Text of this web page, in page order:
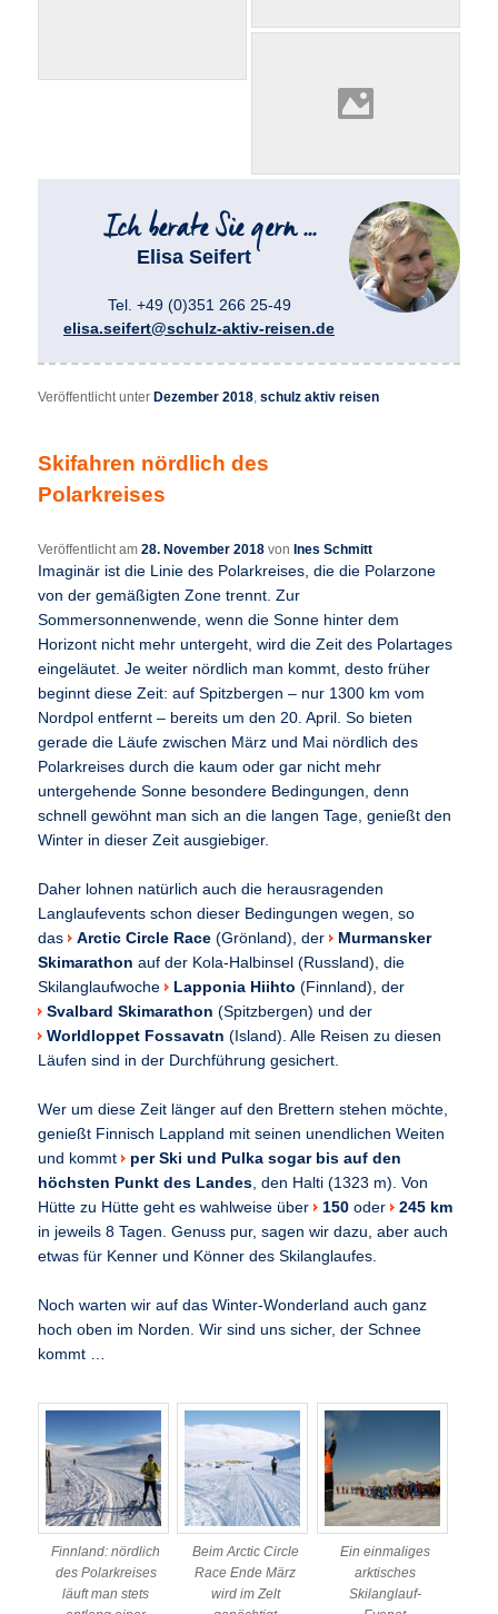
Elisa Seifert
Tel. +49 (0)351 266 25-49
elisa.seifert@schulz-aktiv-reisen.de
Veröffentlicht unter Dezember 2018,schulz aktiv reisen
Skifahren nördlich des
Polarkreises
Veröffentlicht am28. November 2018 vonInes Schmitt
Imaginär ist die Linie des Polarkreises, die die Polarzone
von der gemäßigten Zone trennt. Zur
Sommersonnenwende, wenn die Sonne hinter dem
Horizont nicht mehr untergeht, wird die Zeit des Polartages
eingeläutet. Je weiter nördlich man kommt, desto früher
beginnt diese Zeit: auf Spitzbergen – nur 1300 km vom
Nordpol entfernt – bereits um den 20. April. So bieten
gerade die Läufe zwischen März und Mai nördlich des
Polarkreises durch die kaum oder gar nicht mehr
untergehende Sonne besondere Bedingungen, denn
schnell gewöhnt man sich an die langen Tage, genießt den
Winter in dieser Zeit ausgiebiger.
Daher lohnen natürlich auch die herausragenden
Langlaufevents schon dieser Bedingungen wegen, so
das Arctic Circle Race (Grönland), der
Murmansker
Skimarathon auf der Kola-Halbinsel (Russland), die
Skilanglaufwoche
Lapponia Hiihto (Finnland), der
Svalbard Skimarathon (Spitzbergen) und der
Worldloppet Fossavatn (Island). Alle Reisen zu diesen
Läufen sind in der Durchführung gesichert.
Wer um diese Zeit länger auf den Brettern stehen möchte,
genießt Finnisch Lappland mit seinen unendlichen Weiten
und kommt per Ski und Pulka sogar bis auf den
höchsten Punkt des Landes, den Halti (1323 m). Von
Hütte zu Hütte geht es wahlweise über 150 oder 245 km
in jeweils 8 Tagen. Genuss pur, sagen wir dazu, aber auch
etwas für Kenner und Könner des Skilanglaufes.
Noch warten wir auf das Winter-Wonderland auch ganz
hoch oben im Norden. Wir sind uns sicher, der Schnee
kommt …
Finnland: nördlich
des Polarkreises
läuft man stets
Beim Arctic Circle
Race Ende März
wird im Zelt
Ein einmaliges
arktisches
Skilanglauf-